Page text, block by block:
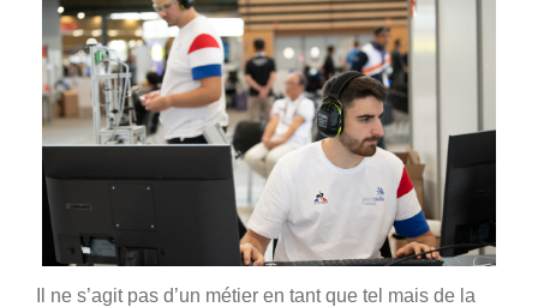
Il ne s’agit pas d’un métier en tant que tel mais de la